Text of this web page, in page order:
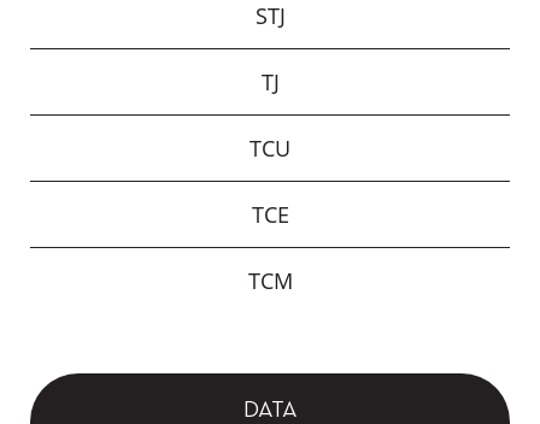
STJ
TJ
TCU
TCE
TCM
DATA